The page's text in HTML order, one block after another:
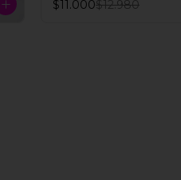
"SORBETTO" son aptos para
$11.000$12.980